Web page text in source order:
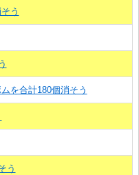
う
を合計180個消そう
う